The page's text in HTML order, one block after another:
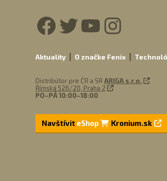
Facebook
Twitter
Aktuality O značke Fenix
Distribútor pre ČR a SR ARIGA s.r.o.
Římská 526/20, Praha 2
PO–PÁ 10:00–18:00
Navštívit eShop Kronium.sk